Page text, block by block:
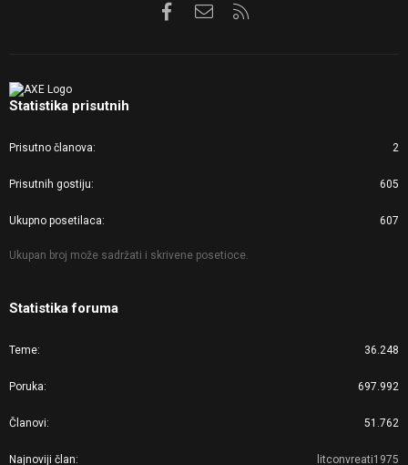
FacebookKontaktirajte nas
Statistika prisutnih
Prisutno članova 2
Prisutnih gostiju 605
Ukupno posetilaca 607
Ukupan broj može sadržati i skrivene posetioce.
Statistika foruma
Teme 36.248
Poruka 697.992
Članovi 51.762
Najnoviji član litconvreati1975